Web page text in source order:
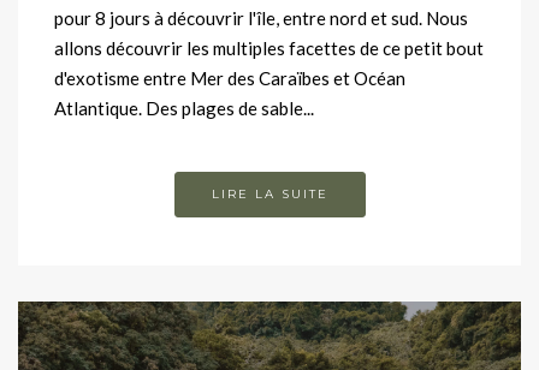
pour 8 jours à découvrir l'île, entre nord et sud. Nous
allons découvrir les multiples facettes de ce petit bout
d'exotisme entre Mer des Caraïbes et Océan
Atlantique. Des plages de sable...
LIRE LA SUITE